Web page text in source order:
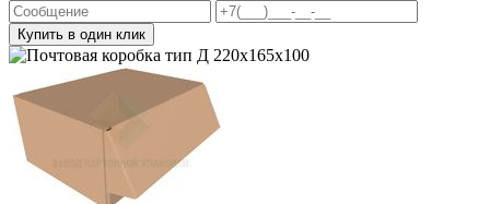
Купить в один клик